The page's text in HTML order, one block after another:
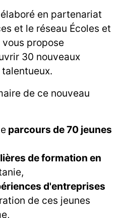
en partenariat
et le réseau Écoles et
vous propose
30 nouveaux
de ce nouveau
parcours de 70 jeunes
de formation en
d'entreprises
de ces jeunes